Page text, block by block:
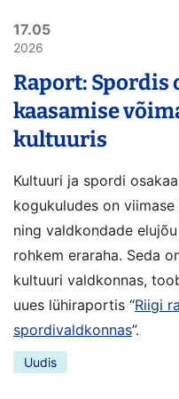
17.05
2026
Raport: Spordis
kaasamise
kultuuris
Kultuuri ja spordi
kogukuludes on
ning valdkondade
rohkem eraraha. Seda
kultuuri valdkonnas,
uues lühiraportis “Riigi
spordivaldkonnas”.
Uudis